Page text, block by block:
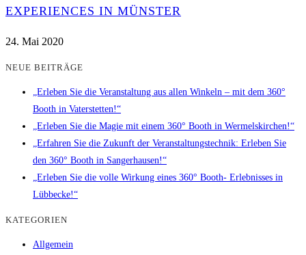
EXPERIENCES IN MÜNSTER
24. Mai 2020
NEUE BEITRÄGE
„Erleben Sie die Veranstaltung aus allen Winkeln – mit dem 360°
Booth in Vaterstetten!“
„Erleben Sie die Magie mit einem 360° Booth in Wermelskirchen!“
„Erfahren Sie die Zukunft der Veranstaltungstechnik: Erleben Sie
den 360° Booth in Sangerhausen!“
„Erleben Sie die volle Wirkung eines 360° Booth- Erlebnisses in
Lübbecke!“
KATEGORIEN
Allgemein